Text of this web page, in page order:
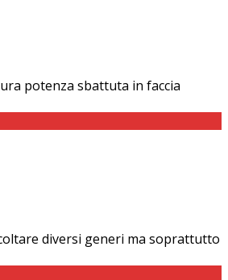
potenza sbattuta in faccia
diversi generi ma soprattutto